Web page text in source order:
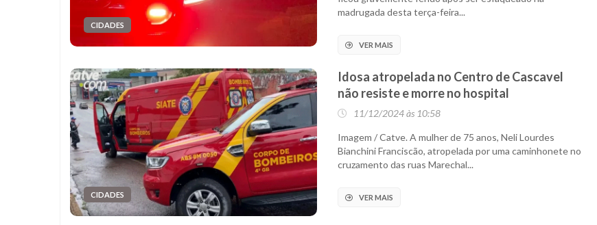
CIDADES
madrugada desta terça-feira...
VER MAIS
CIDADES
Idosa atropelada no Centro de Cascavel
não resiste e morre no hospital
11/12/2024 às 10:58
Imagem / Catve. A mulher de 75 anos, Neli Lourdes
Bianchini Franciscão, atropelada por uma caminhonete no
cruzamento das ruas Marechal...
VER MAIS